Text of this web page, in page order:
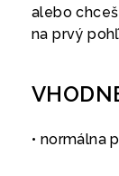
alebo
na prvý
• normálna